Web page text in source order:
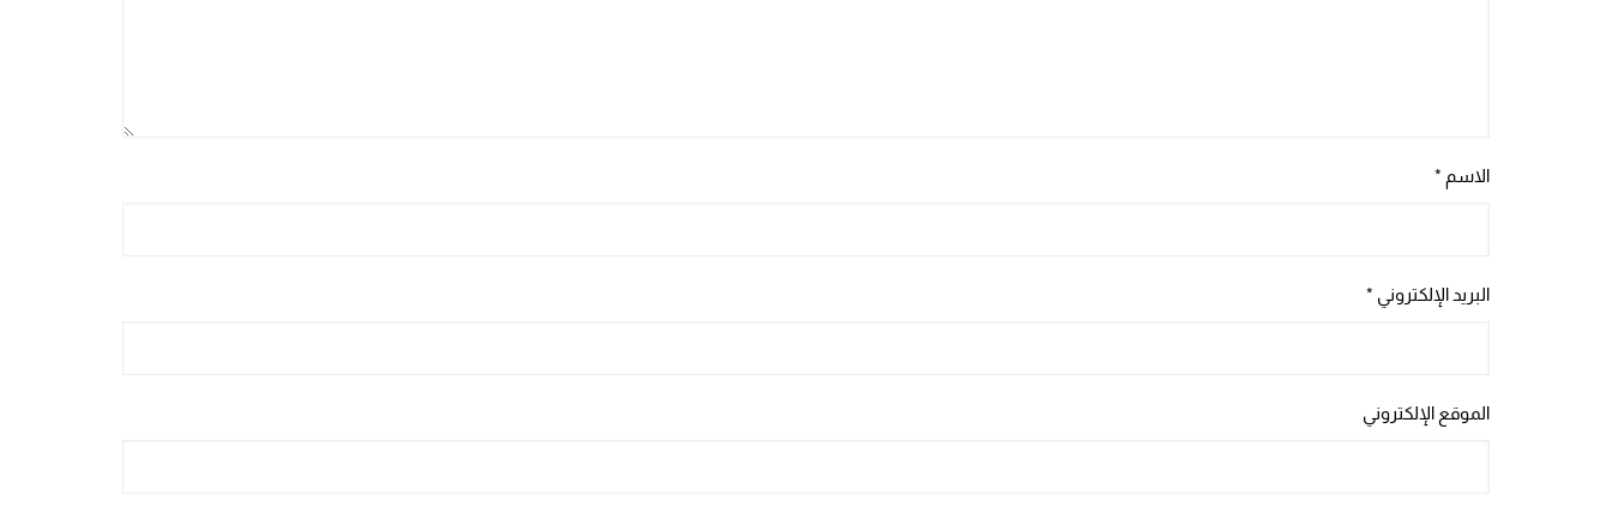
الاسم *
البريد الإلكتروني *
الموقع الإلكتروني